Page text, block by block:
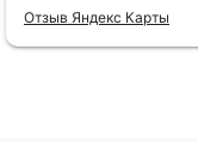
в работе!
Отзыв Яндекс Карты